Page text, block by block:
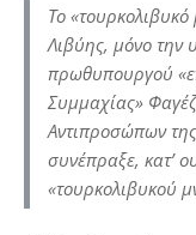
Το «τουρκολιβυκό
Λιβύης, μόνο
πρωθυπουργού
Συμμαχίας»
Αντιπροσώπων
συνέπραξε, κατ’
«τουρκολιβυκού